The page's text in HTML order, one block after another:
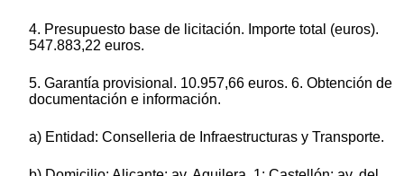
4. Presupuesto base de licitación. Importe total (euros).
547.883,22 euros.
5. Garantía provisional. 10.957,66 euros. 6. Obtención de
documentación e información.
a) Entidad: Conselleria de Infraestructuras y Transporte.